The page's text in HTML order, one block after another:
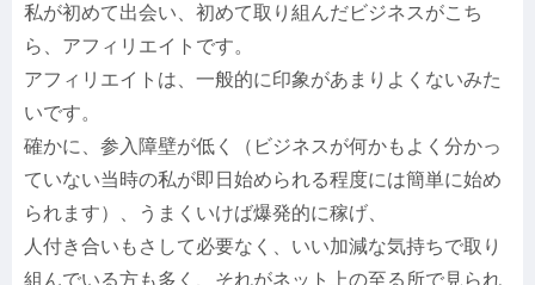
私が初めて出会い、初めて取り組んだビジネスがこち
ら、アフィリエイトです。
アフィリエイトは、一般的に印象があまりよくないみた
いです。
確かに、参入障壁が低く（ビジネスが何かもよく分かっ
ていない当時の私が即日始められる程度には簡単に始め
られます）、うまくいけば爆発的に稼げ、
人付き合いもさして必要なく、いい加減な気持ちで取り
組んでいる方も多く、それがネット上の至る所で見られ